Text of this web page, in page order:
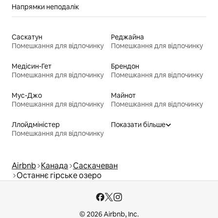
Напрямки неподалік
Саскатун
Помешкання для відпочинку
Реджайна
Помешкання для відпочинку
Медісин-Гет
Помешкання для відпочинку
Брендон
Помешкання для відпочинку
Мус-Джо
Помешкання для відпочинку
Майнот
Помешкання для відпочинку
Ллойдміністер
Помешкання для відпочинку
Показати більше
Airbnb Канада Саскачеван
Останнє гірське озеро
© 2026 Airbnb, Inc.